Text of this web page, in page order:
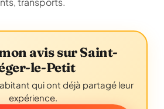
avis sur Saint-
le-Petit
qui ont déjà partagé leur
expérience.